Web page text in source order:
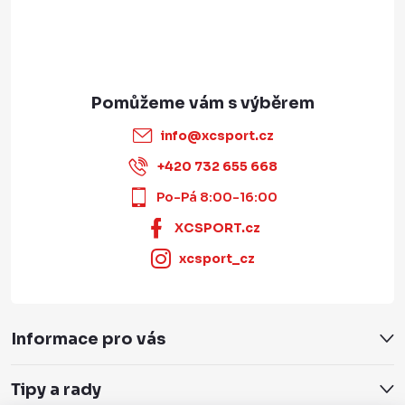
info@xcsport.cz
+420 732 655 668
Po-Pá 8:00-16:00
XCSPORT.cz
xcsport_cz
Informace pro vás
Tipy a rady